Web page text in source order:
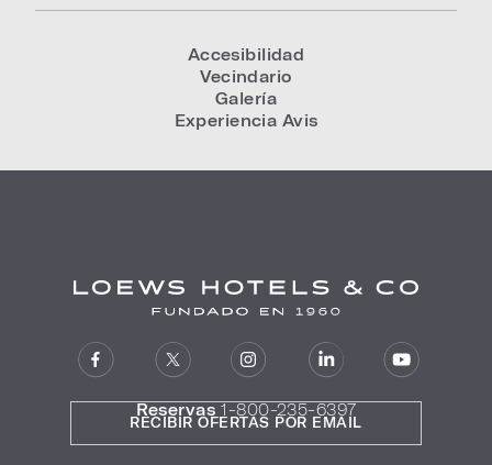
Accesibilidad
Vecindario
Galería
Experiencia Avis
Reservas 1-800-235-6397
RECIBIR OFERTAS POR EMAIL